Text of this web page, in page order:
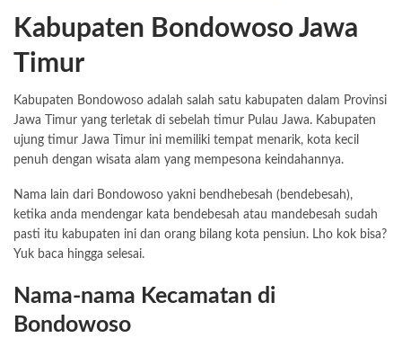
Kabupaten Bondowoso Jawa
Timur
Kabupaten Bondowoso adalah salah satu kabupaten dalam Provinsi
Jawa Timur yang terletak di sebelah timur Pulau Jawa. Kabupaten
ujung timur Jawa Timur ini memiliki tempat menarik, kota kecil
penuh dengan wisata alam yang mempesona keindahannya.
Nama lain dari Bondowoso yakni bendhebesah (bendebesah),
ketika anda mendengar kata bendebesah atau mandebesah sudah
pasti itu kabupaten ini dan orang bilang kota pensiun. Lho kok bisa?
Yuk baca hingga selesai.
Nama-nama Kecamatan di
Bondowoso